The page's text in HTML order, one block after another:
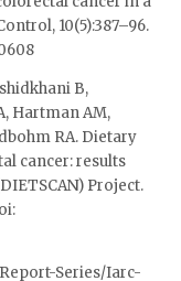
10(5):387–96.
B,
Hartman AM,
RA. Dietary
cancer: results
Project.
Series/Iarc-